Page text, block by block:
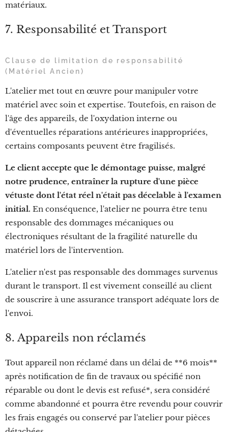
matériaux.
7. Responsabilité et Transport
Clause de limitation de responsabilité
(Matériel Ancien)
L'atelier met tout en œuvre pour manipuler votre
matériel avec soin et expertise. Toutefois, en raison de
l'âge des appareils, de l'oxydation interne ou
d'éventuelles réparations antérieures inappropriées,
certains composants peuvent être fragilisés.
Le client accepte que le démontage puisse, malgré
notre prudence, entraîner la rupture d'une pièce
vétuste dont l'état réel n'était pas décelable à l'examen
initial. En conséquence, l'atelier ne pourra être tenu
responsable des dommages mécaniques ou
électroniques résultant de la fragilité naturelle du
matériel lors de l'intervention.
L'atelier n'est pas responsable des dommages survenus
durant le transport. Il est vivement conseillé au client
de souscrire à une assurance transport adéquate lors de
l'envoi.
8. Appareils non réclamés
Tout appareil non réclamé dans un délai de **6 mois**
après notification de fin de travaux ou spécifié non
réparable ou dont le devis est refusé*, sera considéré
comme abandonné et pourra être revendu pour couvrir
les frais engagés ou conservé par l'atelier pour pièces